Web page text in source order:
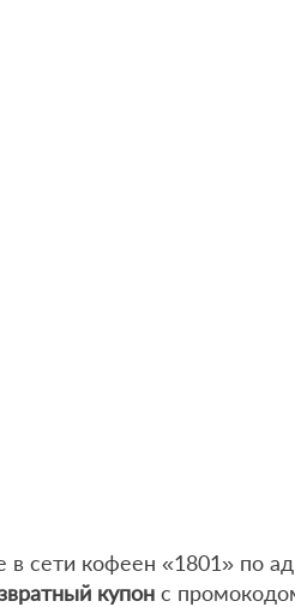
в сети кофеен «1801» по
купонс